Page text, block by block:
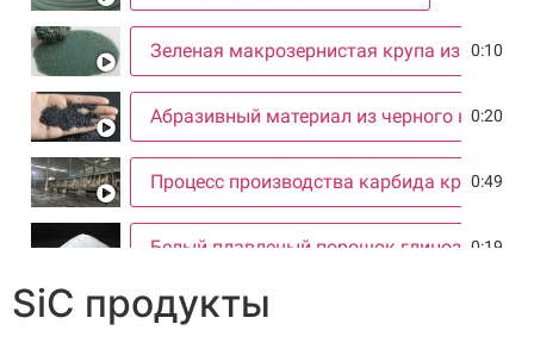
Зеленая макрозернистая крупа из 0:10
Абразивный материал из черного 0:20
Процесс производства карбида кремния
0:49
Белый плавленый порошок глинозема
0:19
Склад карбида кремния
SiC продукты